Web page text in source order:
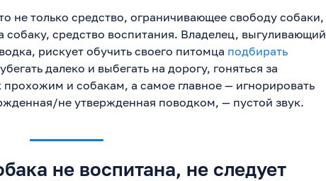
не только средство, ограничивающее свободу собаки,
собаку, средство воспитания. Владелец, выгуливающий
рискует обучить своего питомца подбирать
далеко и выбегать на дорогу, гоняться за
и собакам, а самое главное — игнорировать
не утвержденная поводком, — пустой звук.
не воспитана, не следует